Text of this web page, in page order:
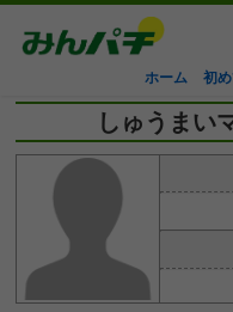
ホーム 初
しゅうまい